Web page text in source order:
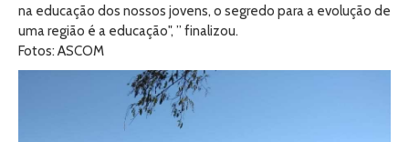
na educação dos nossos jovens, o segredo para a evolução de
uma região é a educação", ” finalizou.
Fotos: ASCOM